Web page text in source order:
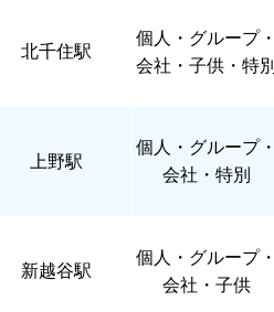
北千住駅
個人
・グループ・
会社・子供・特別
上野駅
個人
・グループ・
会社・特別
新越谷駅
個人
・グループ・
会社・子供